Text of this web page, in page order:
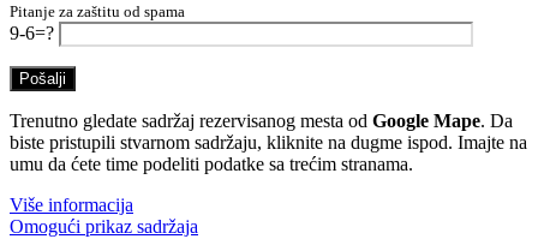
Pitanje za zaštitu od spama
9-6=?
Trenutno gledate sadržaj rezervisanog mesta od Google Mape. Da
biste pristupili stvarnom sadržaju, kliknite na dugme ispod. Imajte na
umu da ćete time podeliti podatke sa trećim stranama.
Više informacija
Omogući prikaz sadržaja